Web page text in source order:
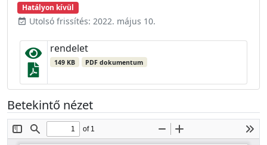
Hatályon kívül
event_available Utolsó frissítés: 2022. május 10.
rendelet
149 KB PDF dokumentum
Betekintő nézet